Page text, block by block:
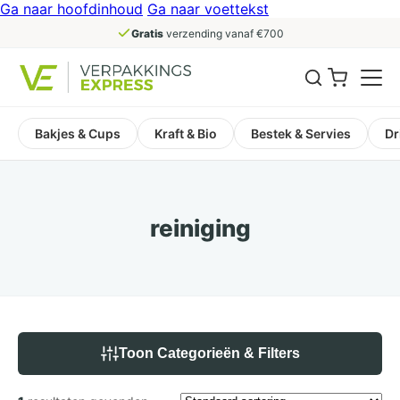
Ga naar hoofdinhoud Ga naar voettekst
Gratisverzending vanaf €700
Bakjes & Cups Kraft & Bio Bestek & Servies
reiniging
Toon Categorieën & Filters